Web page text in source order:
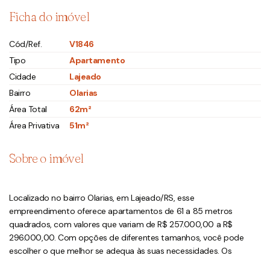
Ficha do imóvel
Cód/Ref.
V1846
Tipo
Apartamento
Cidade
Lajeado
Bairro
Olarias
Área Total
62m²
Área Privativa
51m²
Sobre o imóvel
Localizado no bairro Olarias, em Lajeado/RS, esse
empreendimento oferece apartamentos de 61 a 85 metros
quadrados, com valores que variam de R$ 257.000,00 a R$
296.000,00. Com opções de diferentes tamanhos, você pode
escolher o que melhor se adequa às suas necessidades. Os